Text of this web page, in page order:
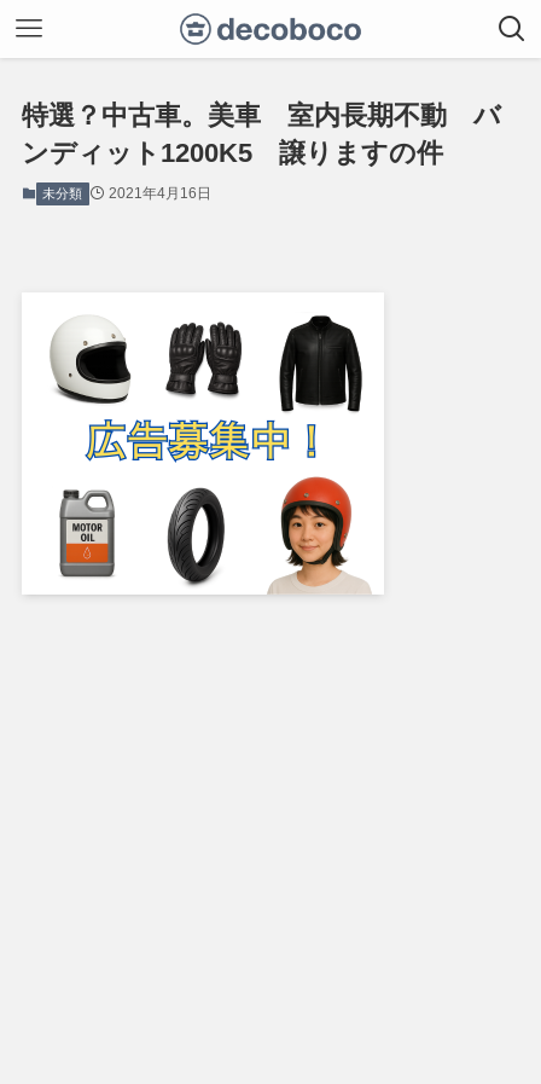
特選？中古車。美車 室内長期不動 バ
ンディット1200K5 譲りますの件
未分類 2021年4月16日